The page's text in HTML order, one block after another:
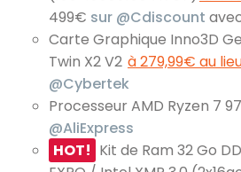
499€ sur @Cdiscount
Carte Graphique Inno3D
Twin X2 V2 à 279,99€ au
@Cybertek
Processeur AMD Ryzen 7
@AliExpress
HOT! Kit de Ram 32 Go